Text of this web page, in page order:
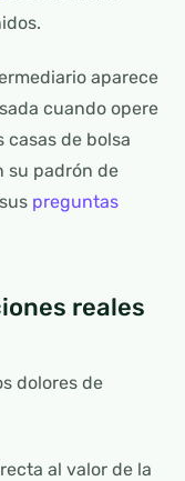
aparece
cuando opere
casas de bolsa
su padrón de
preguntas
reales
dolores de
al valor de la